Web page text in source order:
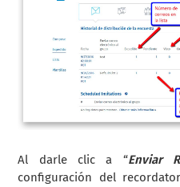
Al darle clic a “Enviar
configuración del